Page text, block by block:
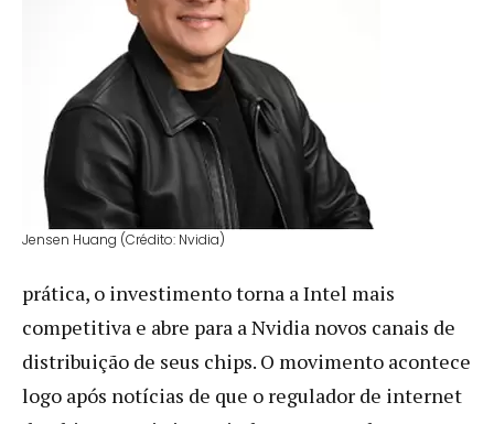
Jensen Huang (Crédito: Nvidia)
prática, o investimento torna a Intel mais
competitiva e abre para a Nvidia novos canais de
distribuição de seus chips. O movimento acontece
logo após notícias de que o regulador de internet